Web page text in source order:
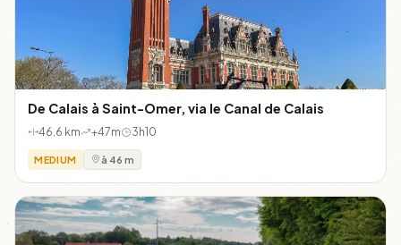
De Calais à Saint-Omer, via le Canal de Calais
46.6 km +47m 3h10
MEDIUM à 46 m